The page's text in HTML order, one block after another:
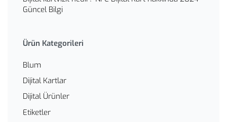
Güncel Bilgi
Ürün Kategorileri
Blum
Dijital Kartlar
Dijital Ürünler
Etiketler